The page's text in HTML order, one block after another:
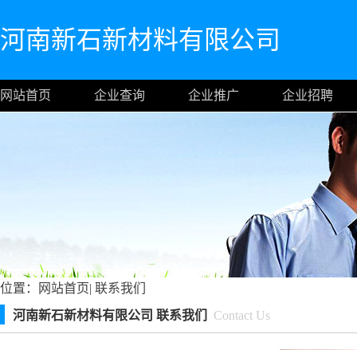
河南新石新材料有限公司
网站首页 企业查询 企业推广 企业招聘
位置： 网站首页| 联系我们
河南新石新材料有限公司 联系我们
Contact Us